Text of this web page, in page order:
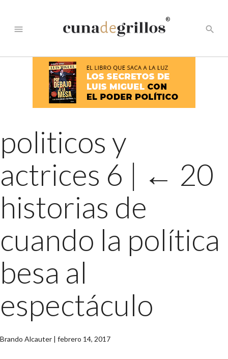
menu
®
search
politicos y
actrices 6 | ← 20
historias de
cuando la política
besa al
espectáculo
Brando Alcauter | febrero 14, 2017